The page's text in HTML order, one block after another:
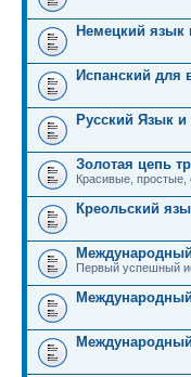
Немецкий язык
Испанский для
Русский Язык и
Золотая цепь
Красивые, простые,
Креольский
Первый успешный